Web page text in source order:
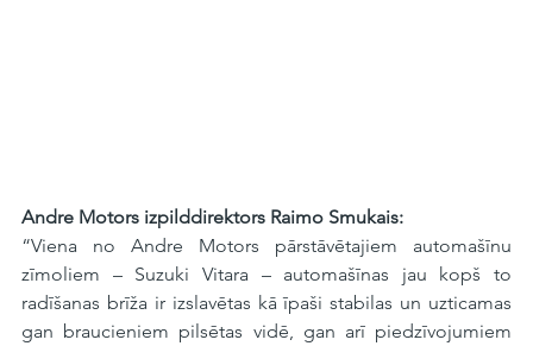
Andre Motors izpilddirektors Raimo Smukais:
“Viena no Andre Motors pārstāvētajiem automašīnu
zīmoliem – Suzuki Vitara – automašīnas jau kopš to
radīšanas brīža ir izslavētas kā īpaši stabilas un uzticamas
gan braucieniem pilsētas vidē, gan arī piedzīvojumiem